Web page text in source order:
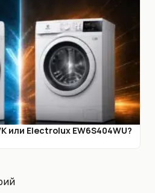
или Electrolux EW6S404WU?